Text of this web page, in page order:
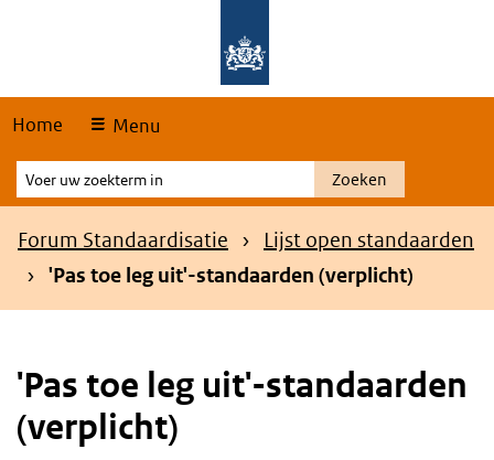
Home Menu
Voer
uw
zoekterm
Zoeken
Kruimelpad
Forum Standaardisatie
Lijst open standaarden
'Pas toe leg uit'-standaarden (verplicht)
'Pas toe leg uit'-standaarden
(verplicht)